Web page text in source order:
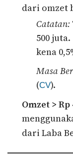
dari omzet
Catatan:
500
kena
Masa
(CV).
Omzet >
dari Laba